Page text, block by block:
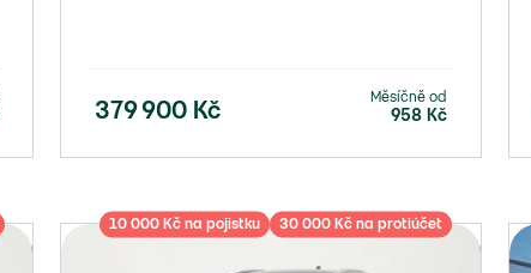
379 900 Kč
Měsíčně od
958Kč
10 000 Kč na pojistku 30 000 Kč na protiúčet